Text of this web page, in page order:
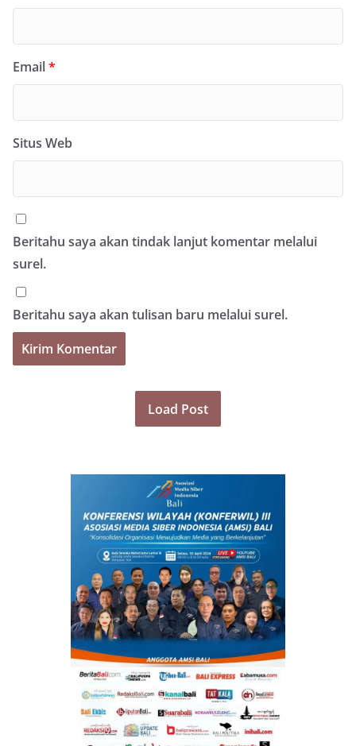
Email*
Situs Web
Beritahu saya akan tindak lanjut komentar melalui
surel.
Beritahu saya akan tulisan baru melalui surel.
Load Post